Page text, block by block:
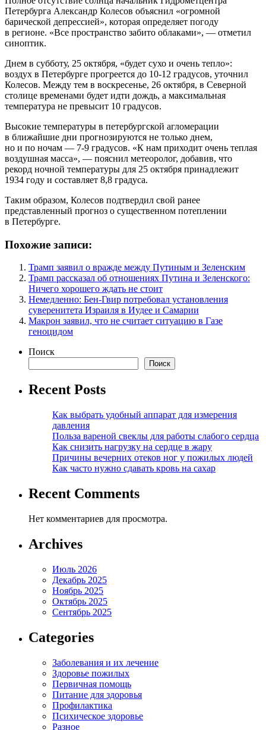
Петербурга Александр Колесов объяснил «огромной
барической депрессией», которая определяет погоду
в регионе. «Все пространство забито облаками», — отметил
синоптик.
Днем в субботу, 25 октября, «будет сухо и очень тепло»:
воздух в Петербурге прогреется до 10-12 градусов, уточнил
Колесов. Между тем в воскресенье, 26 октября, в Северной
столице временами будет идти дождь, а максимальная
температура не превысит 10 градусов.
Высокие температуры в петербургской агломерации
в ближайшие дни прогнозируются не только днем,
но и по ночам — 7-9 градусов. «К нам приходит очень теплая
воздушная масса», — пояснил метеоролог, добавив, что
рекорд ночной температуры для 25 октября принадлежит
1934 году и составляет 8,8 градуса.
Таким образом, Колесов подтвердил свой ранее
представленный прогноз о существенном потеплении
в Петербурге.
Похожие записи:
Трамп заявил о вражде между Путиным и Зеленским
Трамп рассказал об отношениях Путина и Зеленского:
Ничего хорошего ждать не стоит
Немедленно: Бен-Гвир потребовал установления
суверенитета Израиля в Иудее и Самарии
Макрон заявил, что не считает ситуацию в Газе
геноцидом
Поиск
Поиск
Recent Posts
Как выбрать удобный аппарат для измерения
давления
Польза вареной свеклы для работы слабого сердца
Как снизить нагрузку на сердце в жару
Причины вечерних отеков ног у пожилых людей
Как часто нужно сдавать кровь на сахар
Recent Comments
Нет комментариев для просмотра.
Archives
Июль 2026
Декабрь 2025
Ноябрь 2025
Октябрь 2025
Сентябрь 2025
Categories
Заболевания и их лечение
Здоровье пожилых
Первичная помощь
Питание для здоровья
Профилактика
Психическое здоровье
Разное